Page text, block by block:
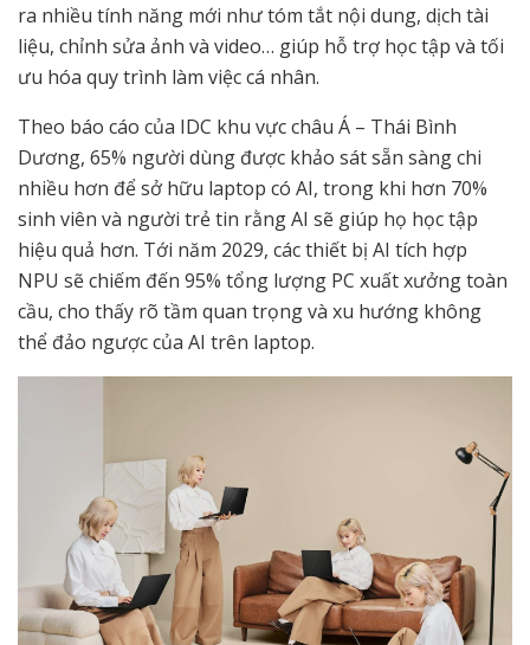
ra nhiều tính năng mới như tóm tắt nội dung, dịch tài
liệu, chỉnh sửa ảnh và video… giúp hỗ trợ học tập và tối
ưu hóa quy trình làm việc cá nhân.
Theo báo cáo của IDC khu vực châu Á – Thái Bình
Dương, 65% người dùng được khảo sát sẵn sàng chi
nhiều hơn để sở hữu laptop có AI, trong khi hơn 70%
sinh viên và người trẻ tin rằng AI sẽ giúp họ học tập
hiệu quả hơn. Tới năm 2029, các thiết bị AI tích hợp
NPU sẽ chiếm đến 95% tổng lượng PC xuất xưởng toàn
cầu, cho thấy rõ tầm quan trọng và xu hướng không
thể đảo ngược của AI trên laptop.